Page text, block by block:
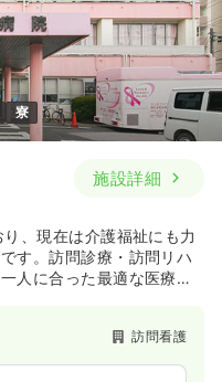
詳細を見る
寮
施設詳細
、現在は介護福祉にも力
す。訪問診療・訪問リハ
人に合った最適な医療を
訪問看護